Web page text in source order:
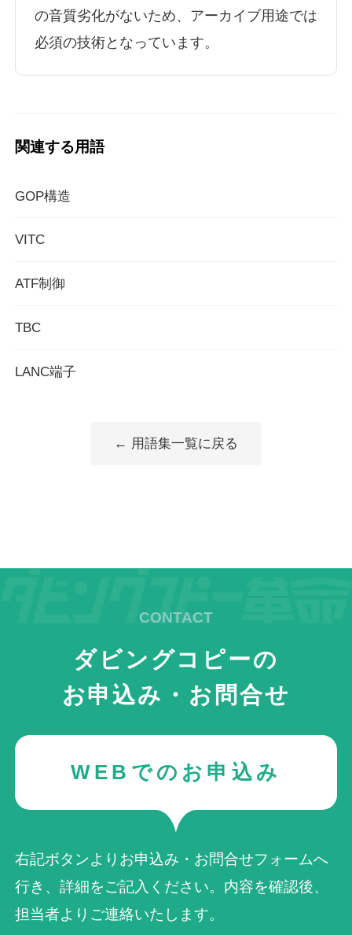
の音質劣化がないため、アーカイブ用途では
必須の技術となっています。
関連する用語
GOP構造
VITC
ATF制御
TBC
LANC端子
← 用語集一覧に戻る
ダビングコピーの
お申込み・お問合せ
WEBでのお申込み
右記ボタンよりお申込み・お問合せフォームへ
行き、詳細をご記入ください。内容を確認後、
担当者よりご連絡いたします。